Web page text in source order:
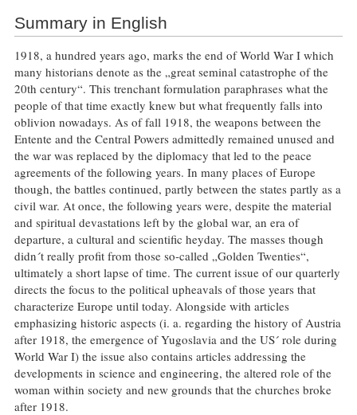
Summary in English
1918, a hundred years ago, marks the end of World War I which
many historians denote as the „great seminal catastrophe of the
20th century“. This trenchant formulation paraphrases what the
people of that time exactly knew but what frequently falls into
oblivion nowadays. As of fall 1918, the weapons between the
Entente and the Central Powers admittedly remained unused and
the war was replaced by the diplomacy that led to the peace
agreements of the following years. In many places of Europe
though, the battles continued, partly between the states partly as a
civil war. At once, the following years were, despite the material
and spiritual devastations left by the global war, an era of
departure, a cultural and scientific heyday. The masses though
didn´t really profit from those so-called „Golden Twenties“,
ultimately a short lapse of time. The current issue of our quarterly
directs the focus to the political upheavals of those years that
characterize Europe until today. Alongside with articles
emphasizing historic aspects (i. a. regarding the history of Austria
after 1918, the emergence of Yugoslavia and the US´ role during
World War I) the issue also contains articles addressing the
developments in science and engineering, the altered role of the
woman within society and new grounds that the churches broke
after 1918.